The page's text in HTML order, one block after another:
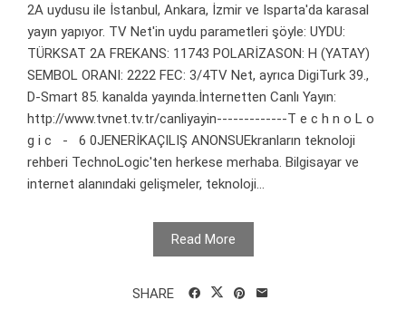
2A uydusu ile İstanbul, Ankara, İzmir ve Isparta'da karasal
yayın yapıyor. TV Net'in uydu parametleri şöyle: UYDU:
TÜRKSAT 2A FREKANS: 11743 POLARİZASON: H (YATAY)
SEMBOL ORANI: 2222 FEC: 3/4TV Net, ayrıca DigiTurk 39.,
D-Smart 85. kanalda yayında.İnternetten Canlı Yayın:
http://www.tvnet.tv.tr/canliyayin-------------T e c h n o L o
g i c - 6 0JENERİKAÇILIŞ ANONSUEkranların teknoloji
rehberi TechnoLogic'ten herkese merhaba. Bilgisayar ve
internet alanındaki gelişmeler, teknoloji...
Read More
SHARE